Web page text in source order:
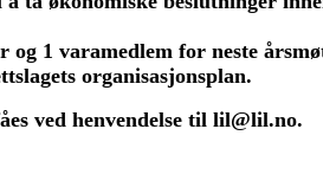
og 1 varamedlem for neste
organisasjonsplan.
ved henvendelse til lil@lil.no.